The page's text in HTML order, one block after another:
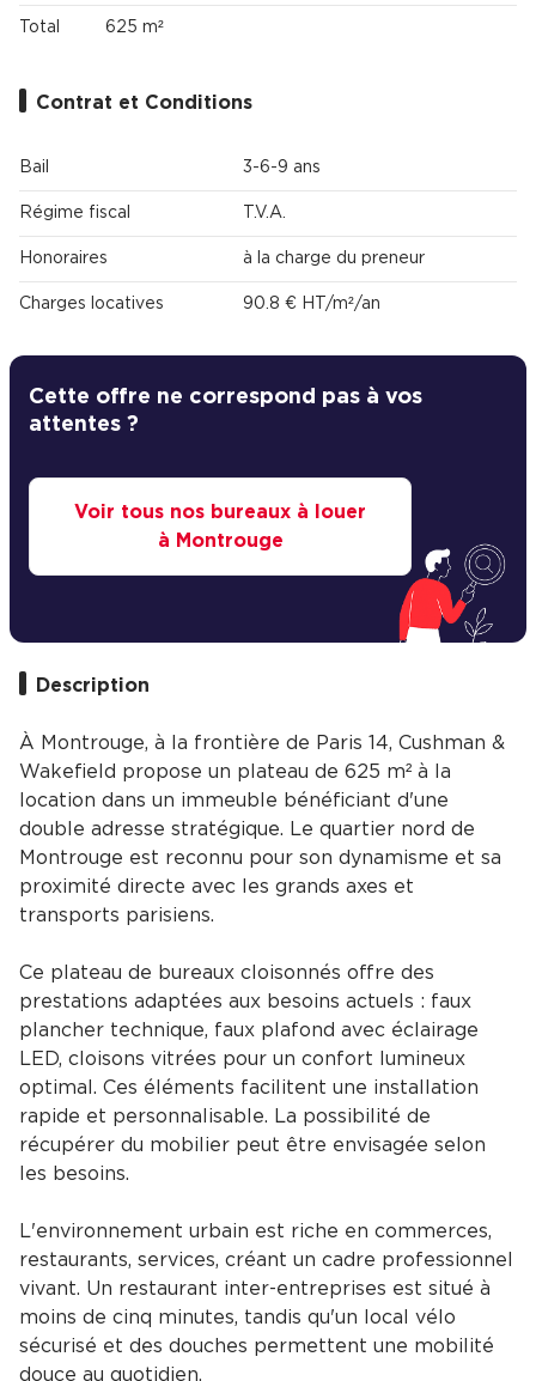
Total 625 m²
Contrat et Conditions
Bail 3-6-9 ans
Régime fiscal T.V.A.
Honoraires à la charge du preneur
Charges locatives 90.8 € HT/m²/an
Cette offre ne correspond pas à vos
attentes ?
Voir tous nos bureaux à louer
à Montrouge
Description
À Montrouge, à la frontière de Paris 14, Cushman &
Wakefield propose un plateau de 625 m² à la
location dans un immeuble bénéficiant d'une
double adresse stratégique. Le quartier nord de
Montrouge est reconnu pour son dynamisme et sa
proximité directe avec les grands axes et
transports parisiens.
Ce plateau de bureaux cloisonnés offre des
prestations adaptées aux besoins actuels : faux
plancher technique, faux plafond avec éclairage
LED, cloisons vitrées pour un confort lumineux
optimal. Ces éléments facilitent une installation
rapide et personnalisable. La possibilité de
récupérer du mobilier peut être envisagée selon
les besoins.
L'environnement urbain est riche en commerces,
restaurants, services, créant un cadre professionnel
vivant. Un restaurant inter-entreprises est situé à
moins de cinq minutes, tandis qu'un local vélo
sécurisé et des douches permettent une mobilité
douce au quotidien.